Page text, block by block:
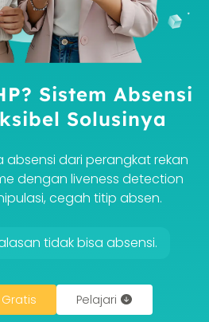
Sistem Absensi
Solusinya
dari perangkat rekan
dengan liveness detection
cegah titip absen.
tidak bisa absensi.
Pelajari